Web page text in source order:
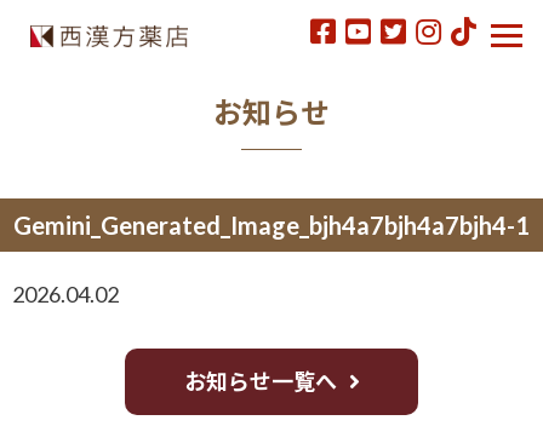
お知らせ
Gemini_Generated_Image_bjh4a7bjh4a7bjh4-1
2026.04.02
お知らせ一覧へ